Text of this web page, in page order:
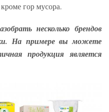
гор мусора.
несколько брендов
На примере вы можете
продукция является